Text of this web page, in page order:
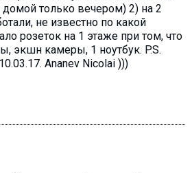
только вечером) 2) на 2
не известно по какой
розеток на 1 этаже при том, что
экшн камеры, 1 ноутбук. P.S.
Аnanev Nicolai )))